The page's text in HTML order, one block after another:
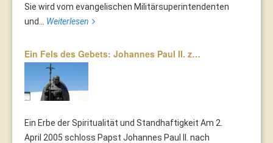
Sie wird vom evangelischen Militärsuperintendenten
und... Weiterlesen
Ein Fels des Gebets: Johannes Paul II. z…
Ein Erbe der Spiritualität und Standhaftigkeit Am 2.
April 2005 schloss Papst Johannes Paul II. nach